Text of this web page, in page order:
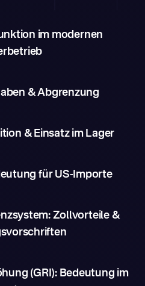
im modernen
& Abgrenzung
& Einsatz im Lager
für US-Importe
Zollvorteile &
(GRI): Bedeutung im